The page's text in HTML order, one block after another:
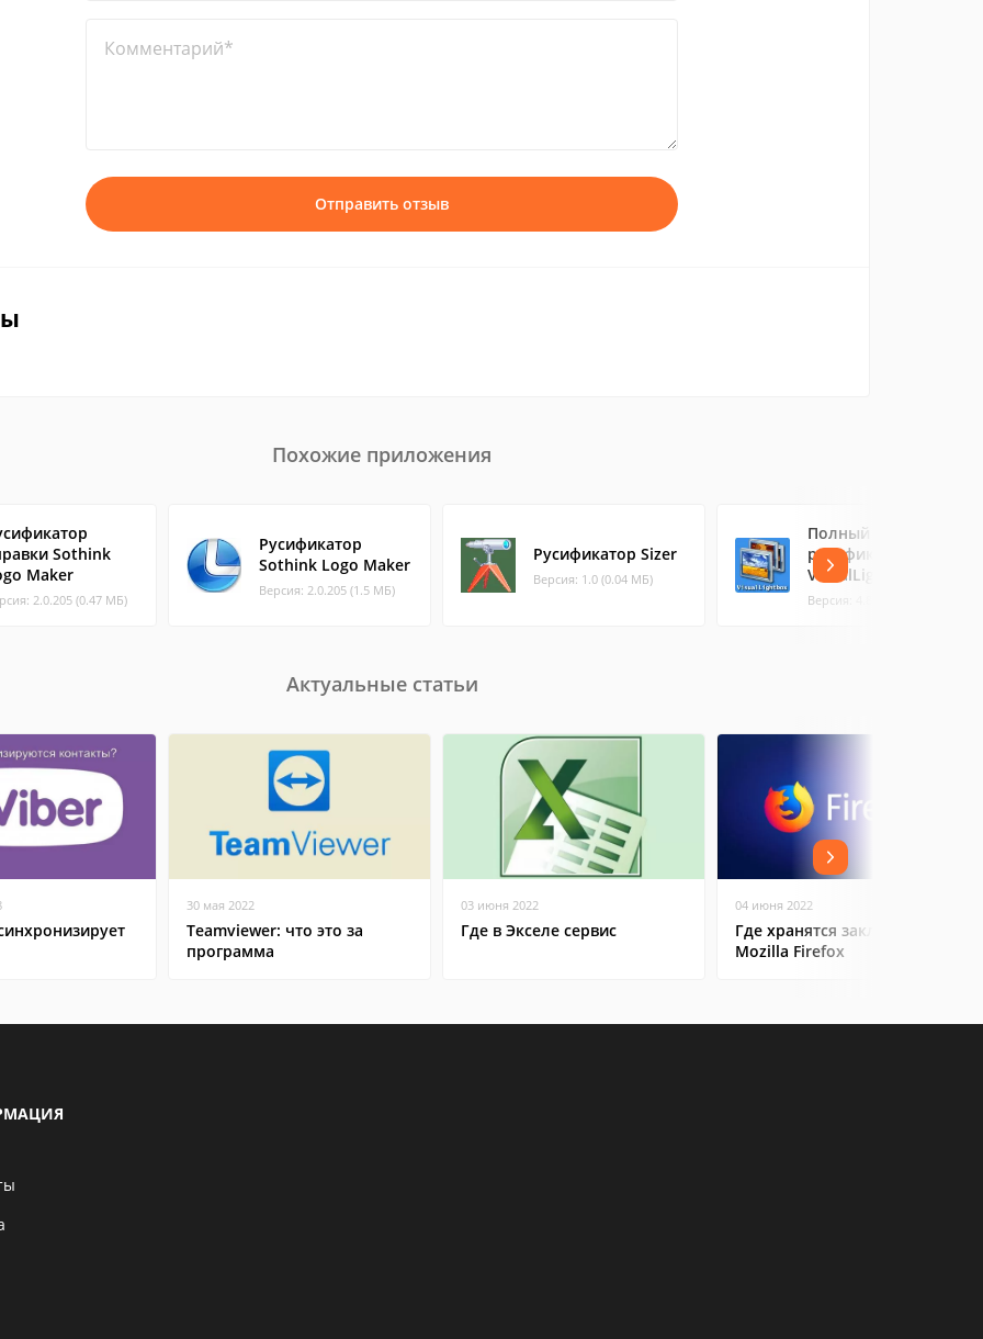
Комментарий*
Отправить отзыв
Похожие приложения
Sothink
Maker
2.0.205 (0.47 МБ)
Русификатор
Sothink Logo Maker
Версия: 2.0.205 (1.5 МБ)
Русификатор Sizer
Версия: 1.0 (0.04 МБ)
Полный
русификатор
VisualLightBox
Версия: 4.8 (1.18 МБ)
Актуальные статьи
30 мая 2022
Teamviewer: что это за
программа
03 июня 2022
Где в Экселе сервис
04 июня 2022
Где хранятся закладки в
Mozilla Firefox